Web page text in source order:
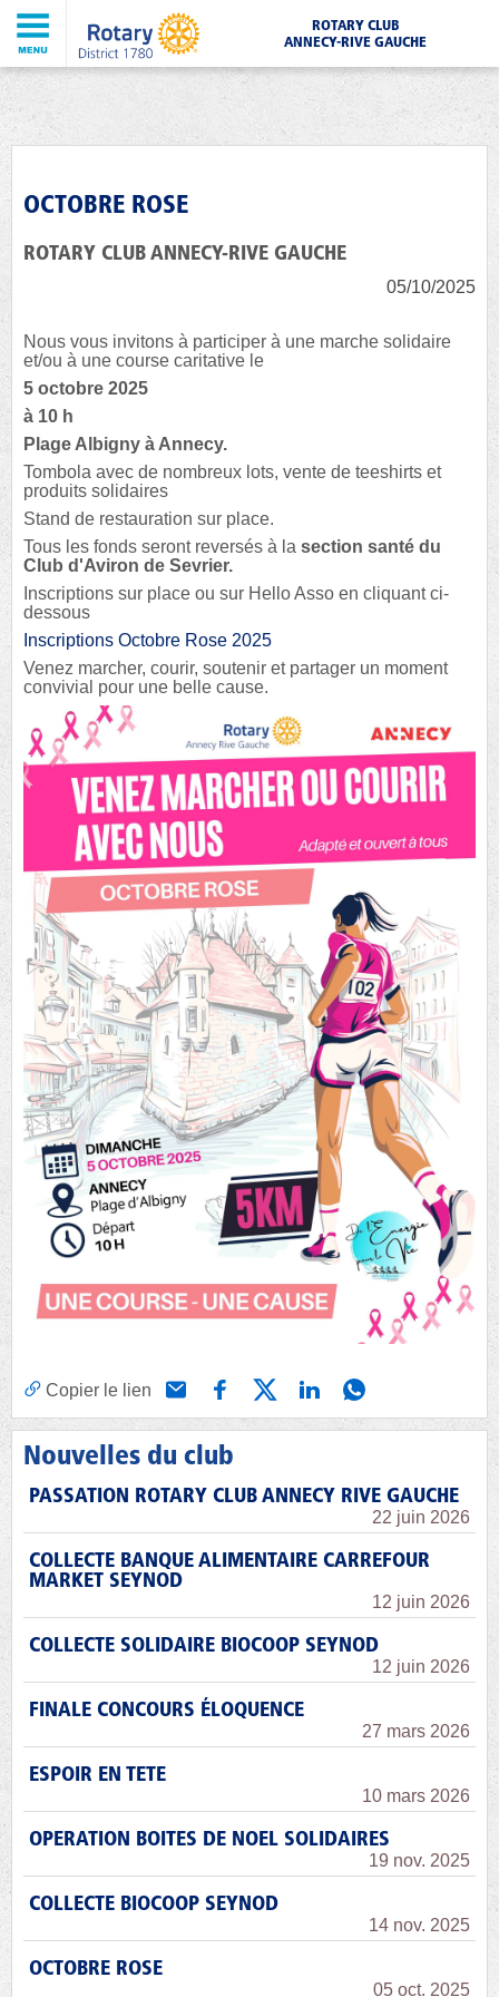
ROTARY CLUB
ANNECY-RIVE GAUCHE
OCTOBRE ROSE
ROTARY CLUB ANNECY-RIVE GAUCHE
05/10/2025
Nous vous invitons à participer à une marche solidaire
et/ou à une course caritative le
5 octobre 2025
à 10 h
Plage Albigny à Annecy.
Tombola avec de nombreux lots, vente de teeshirts et
produits solidaires
Stand de restauration sur place.
Tous les fonds seront reversés à la section santé du
Club d'Aviron de Sevrier.
Inscriptions sur place ou sur Hello Asso en cliquant ci-
dessous
Inscriptions Octobre Rose 2025
Venez marcher, courir, soutenir et partager un moment
convivial pour une belle cause.
Copier le lien
Nouvelles du club
PASSATION ROTARY CLUB ANNECY RIVE GAUCHE
22 juin 2026
COLLECTE BANQUE ALIMENTAIRE CARREFOUR
MARKET SEYNOD
12 juin 2026
COLLECTE SOLIDAIRE BIOCOOP SEYNOD
12 juin 2026
FINALE CONCOURS ÉLOQUENCE
27 mars 2026
ESPOIR EN TETE
10 mars 2026
OPERATION BOITES DE NOEL SOLIDAIRES
19 nov. 2025
COLLECTE BIOCOOP SEYNOD
14 nov. 2025
OCTOBRE ROSE
05 oct. 2025